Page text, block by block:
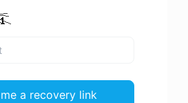
a recovery link